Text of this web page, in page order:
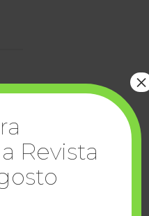
9 2026
Revista
×